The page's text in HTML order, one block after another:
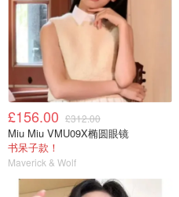
£156.00 £312.00
Miu Miu VMU09X椭圆眼镜
书呆子款！
Maverick & Wolf